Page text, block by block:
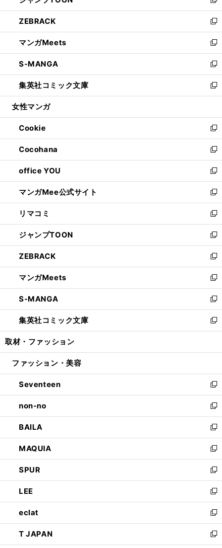
開
く
ウ
で
開
く
ン
ド
ウ
で
開
く
ウ
ィ
ン
ド
ウ
で
開
く
新
し
い
ウ
ィ
ン
ド
ウ
で
開
ZEBRACK
新
し
い
ウ
ィ
ン
ド
ウ
開
く
マンガMeets
新
し
い
ウ
ィ
ン
ウ
で
開
く
S-MANGA
新
し
い
ウ
ン
ド
ウ
で
開
く
集英社コミック文庫
新
し
ウ
ィ
ン
ド
ウ
で
開
く
女性マンガ
Cookie
新
し
い
ウ
ィ
ン
ド
ウ
で
開
く
Cocohana
新
し
い
ウ
ィ
ン
ド
ウ
で
開
く
office YOU
新
し
い
ウ
ィ
ン
ド
ウ
で
開
く
マンガMee公式サイト
新
し
い
ウ
ィ
ン
ド
ウ
で
開
く
リマコミ
新
し
い
ウ
ィ
ン
ド
ウ
で
開
く
ジャンプTOON
新
し
い
ウ
ィ
ン
ド
ウ
で
開
ZEBRACK
新
し
い
ウ
ィ
ン
ド
ウ
開
マンガMeets
新
し
い
ウ
ィ
ン
ウ
開
く
S-MANGA
新
し
い
ウ
ン
ウ
で
開
く
集英社コミック文庫
新
し
ウ
ン
ド
ウ
で
開
く
取材・ファッション
ファッション・美容
Seventeen
新
し
い
ウ
ィ
ン
ド
ウ
で
開
く
non-no
新
し
い
ウ
ィ
ン
ド
ウ
で
開
く
BAILA
新
し
い
ウ
ィ
ン
ド
ウ
で
開
く
MAQUIA
新
し
い
ウ
ィ
ン
ド
ウ
で
開
SPUR
新
し
い
ウ
ィ
ン
ド
ウ
LEE
新
し
い
ウ
ィ
ン
eclat
新
し
い
ウ
T JAPAN
新